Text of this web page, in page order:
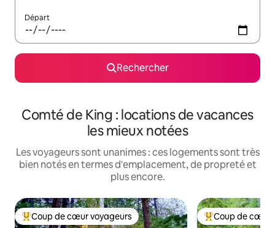
Départ
Rechercher
Comté de King : locations de vacances
les mieux notées
Les voyageurs sont unanimes : ces logements sont très
bien notés en termes d'emplacement, de propreté et
plus encore.
Coups de cœur voyageurs les plus appréciés
Coup de cœur voyageurs Coups de cœur
Coup de cœur